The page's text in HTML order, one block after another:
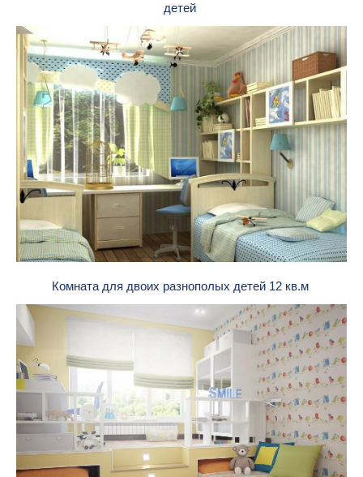
детей
Комната для двоих разнополых детей 12 кв.м